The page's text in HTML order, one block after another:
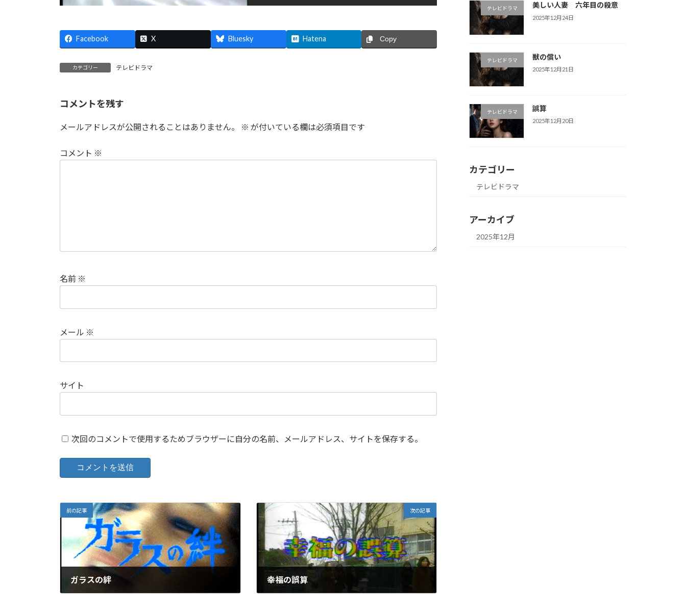
Facebook X Bluesky Hatena Copy
カテゴリー テレビドラマ
コメントを残す
メールアドレスが公開されることはありません。 ※ が付いている欄は必須項目です
コメント ※
名前 ※
メール ※
サイト
次回のコメントで使用するためブラウザーに自分の名前、メールアドレス、サイトを保存する。
前の記事
ガラスの絆
次の記事
幸福の誤算
テレビドラマ 美しい人妻 六年目の殺意
2025年12月24日
テレビドラマ 獣の償い
2025年12月21日
テレビドラマ 誤算
2025年12月20日
カテゴリー
テレビドラマ
アーカイブ
2025年12月